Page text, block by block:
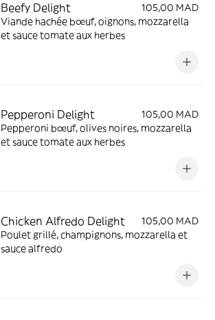
Beefy Delight
105,00 MAD
Viande hachée bœuf, oignons, mozzarella
et sauce tomate aux herbes
Pepperoni Delight
105,00 MAD
Pepperoni bœuf, olives noires, mozzarella
et sauce tomate aux herbes
Chicken Alfredo Delight
105,00 MAD
Poulet grillé, champignons, mozzarella et
sauce alfredo